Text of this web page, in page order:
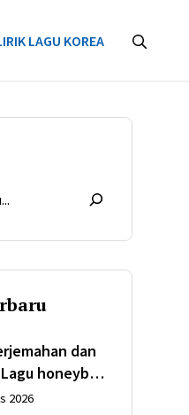
LAGU KOREA
dan
honeybee
Rodrigo
2026